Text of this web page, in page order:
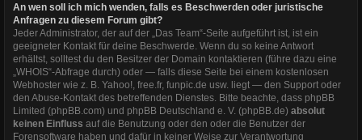
An wen soll ich mich wenden, falls es Beschwerden oder juristische
Anfragen zu diesem Forum gibt?
Jeder Administrator, der auf der „Das Team“-Seite aufgeführt ist, ist ein
geeigneter Kontakt für deine Beschwerde. Wenn du so keine Antwort
erhältst, solltest du den Besitzer der Domain kontaktieren (führe dazu eine
„WHOIS“-Abfrage durch) oder — falls diese Seite bei einem kostenlosen
Webhoster wie z. B. Yahoo!, free.fr, funpic.de usw. liegt — den Support oder
den Abuse-Kontakt des betreffenden Dienstes. Bitte beachte, dass phpBB
Limited (phpBB.com) und phpBB Deutschland e. V. (phpBB.de) absolut
keinen Einfluss auf die Benutzung oder den oder die Benutzer der
Forensoftware haben und dafür in keiner Weise zur Verantwortung